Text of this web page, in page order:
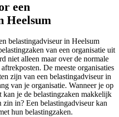
een
Heelsum
belastingadviseur in Heelsum
van een organisatie uit
niet alleen maar over de normale
De meeste organisaties
zijn van een belastingadviseur in
van je organisatie. Wanneer je op
kan je de belastingzaken makkelijk
in? Een belastingadviseur kan
hun belastingzaken.